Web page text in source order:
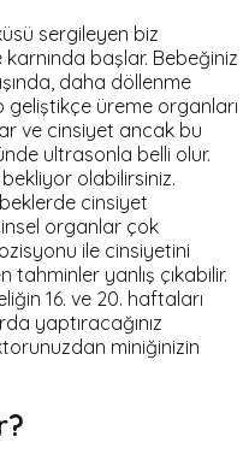
sergileyen biz
başlar. Bebeğiniz
daha döllenme
üreme organları
ve cinsiyet ancak bu
ultrasonla belli olur.
olabilirsiniz.
cinsiyet
organlar çok
ile cinsiyetini
yanlış çıkabilir.
16. ve 20. haftaları
yaptıracağınız
miniğinizin